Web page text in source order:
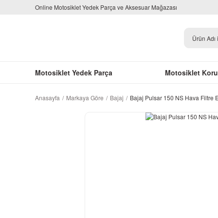
Online Motosiklet Yedek Parça ve Aksesuar Mağazası
Motosiklet Yedek Parça Motosiklet
Anasayfa Markaya Göre Bajaj Bajaj Pulsar 150 NS Hava Filtre